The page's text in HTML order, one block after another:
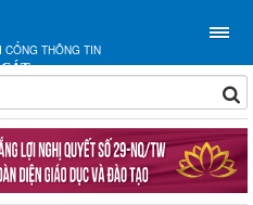
THÔNG TIN